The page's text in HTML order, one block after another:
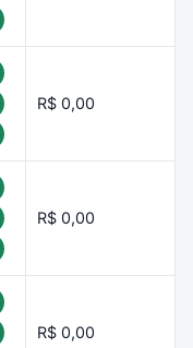
R$ 0,00
R$ 0,00
R$ 0,00